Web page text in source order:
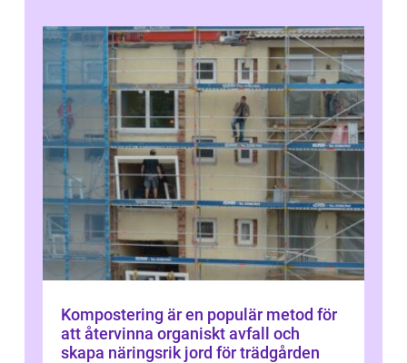
Kompostering är en populär metod för
att återvinna organiskt avfall och
skapa näringsrik jord för trädgården